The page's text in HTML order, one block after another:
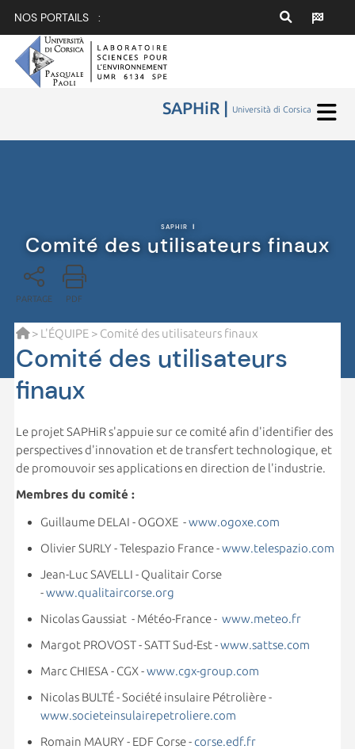
NOS PORTAILS :
SAPHiR | Università di Corsica
SAPHIR |
Comité des utilisateurs finaux
PARTAGE PDF
> L'ÉQUIPE > Comité des utilisateurs finaux
Comité des utilisateurs
finaux
Le projet SAPHiR s'appuie sur ce comité afin d'identifier des
perspectives d'innovation et de transfert technologique, et
de promouvoir ses applications en direction de l'industrie.
Membres du comité :
Guillaume DELAI - OGOXE -www.ogoxe.com
Olivier SURLY - Telespazio France -www.telespazio.com
Jean-Luc SAVELLI - Qualitair Corse
-www.qualitaircorse.org
Nicolas Gaussiat - Météo-France - www.meteo.fr
Margot PROVOST - SATT Sud-Est -www.sattse.com
Marc CHIESA - CGX -www.cgx-group.com
Nicolas BULTÉ - Société insulaire Pétrolière -
www.societeinsulairepetroliere.com
Romain MAURY - EDF Corse -corse.edf.fr